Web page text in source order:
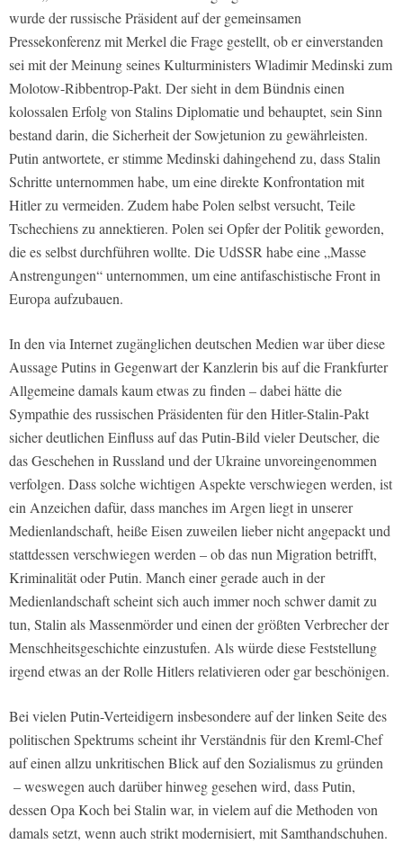
wurde der russische Präsident auf der gemeinsamen
Pressekonferenz mit Merkel die Frage gestellt, ob er einverstanden
sei mit der Meinung seines Kulturministers Wladimir Medinski zum
Molotow-Ribbentrop-Pakt. Der sieht in dem Bündnis einen
kolossalen Erfolg von Stalins Diplomatie und behauptet, sein Sinn
bestand darin, die Sicherheit der Sowjetunion zu gewährleisten.
Putin antwortete, er stimme Medinski dahingehend zu, dass Stalin
Schritte unternommen habe, um eine direkte Konfrontation mit
Hitler zu vermeiden. Zudem habe Polen selbst versucht, Teile
Tschechiens zu annektieren. Polen sei Opfer der Politik geworden,
die es selbst durchführen wollte. Die UdSSR habe eine „Masse
Anstrengungen“ unternommen, um eine antifaschistische Front in
Europa aufzubauen.
In den via Internet zugänglichen deutschen Medien war über diese
Aussage Putins in Gegenwart der Kanzlerin bis auf die Frankfurter
Allgemeine damals kaum etwas zu finden – dabei hätte die
Sympathie des russischen Präsidenten für den Hitler-Stalin-Pakt
sicher deutlichen Einfluss auf das Putin-Bild vieler Deutscher, die
das Geschehen in Russland und der Ukraine unvoreingenommen
verfolgen. Dass solche wichtigen Aspekte verschwiegen werden, ist
ein Anzeichen dafür, dass manches im Argen liegt in unserer
Medienlandschaft, heiße Eisen zuweilen lieber nicht angepackt und
stattdessen verschwiegen werden – ob das nun Migration betrifft,
Kriminalität oder Putin. Manch einer gerade auch in der
Medienlandschaft scheint sich auch immer noch schwer damit zu
tun, Stalin als Massenmörder und einen der größten Verbrecher der
Menschheitsgeschichte einzustufen. Als würde diese Feststellung
irgend etwas an der Rolle Hitlers relativieren oder gar beschönigen.
Bei vielen Putin-Verteidigern insbesondere auf der linken Seite des
politischen Spektrums scheint ihr Verständnis für den Kreml-Chef
auf einen allzu unkritischen Blick auf den Sozialismus zu gründen
– weswegen auch darüber hinweg gesehen wird, dass Putin,
dessen Opa Koch bei Stalin war, in vielem auf die Methoden von
damals setzt, wenn auch strikt modernisiert, mit Samthandschuhen.